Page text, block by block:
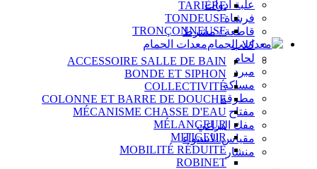
علبة أدوات
فرشاة
قاطعة / مشرط
كلاب
لحام
مبرد
مساكة
مطرقة
مفتاح
مفك البراغي
مقياس الاستواء
منشار
TARIÈRE
TONDEUSE
TRONÇONNEUSE
معدات الحمام
ACCESSOIRE SALLE DE BAIN
BONDE ET SIPHON
COLLECTIVITÉ
COLONNE ET BARRE DE DOUCHE
MÉCANISME CHASSE D'EAU
MÉLANGEUR
MITIGEUR
MOBILITÉ RÉDUITE
ROBINET